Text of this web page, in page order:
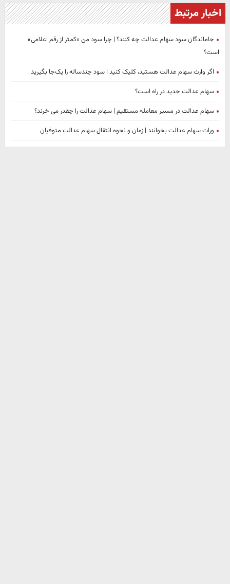
اخبار مرتبط
جاماندگان سود سهام عدالت چه کنند؟ | چرا سود من «کمتر از رقم اعلامی»
است؟
اگر وارث سهام عدالت هستید، کلیک کنید | سود چندساله را یک‌جا بگیرید
سهام عدالت جدید در راه است؟
سهام عدالت در مسیر معامله مستقیم | سهام عدالت را چقدر می خرند؟
وراث سهام عدالت بخوانند | زمان و نحوه انتقال سهام عدالت متوفیان